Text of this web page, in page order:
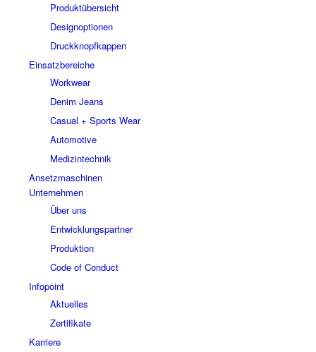
Produktübersicht
Designoptionen
Druckknopfkappen
Einsatzbereiche
Workwear
Denim Jeans
Casual + Sports Wear
Automotive
Medizintechnik
Ansetzmaschinen
Unternehmen
Über uns
Entwicklungspartner
Produktion
Code of Conduct
Infopoint
Aktuelles
Zertifikate
Karriere